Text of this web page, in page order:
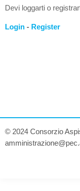
Devi loggarti o
Login - Register
© 2024 Consorzio